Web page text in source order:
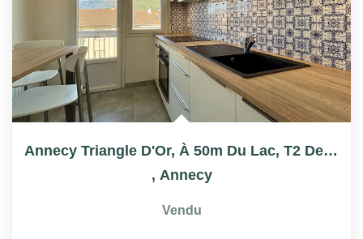
Où Nous Trouver
Notre Équipe
CONTACT
EN
Annecy Triangle D'Or, À 50m Du Lac, T2 De 44,88m²
, Annecy
Vendu